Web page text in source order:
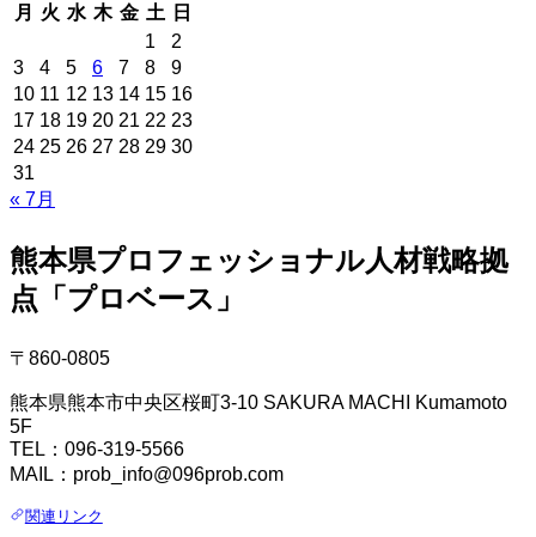
月
火 水 木 金 土
日
1
2
3
4 5 6 7 8
9
10 11 12 13 14 15 16
17 18 19 20 21 22 23
24 25 26 27 28 29 30
31
« 7月
熊本県プロフェッショナル人材戦略拠
点「プロベース」
〒860-0805
熊本県熊本市中央区桜町3-10 SAKURA MACHI Kumamoto
5F
TEL：096-319-5566
MAIL：prob_info@096prob.com
関連リンク